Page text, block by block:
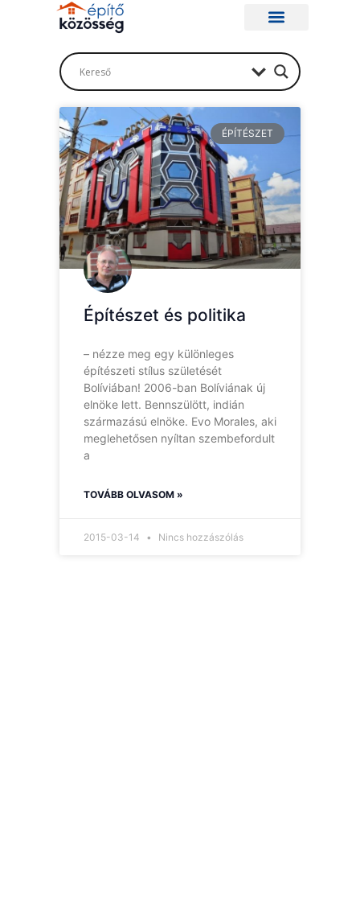
ÉPÍTÉSZET
Építészet és politika
– nézze meg egy különleges
építészeti stílus születését
Bolíviában! 2006-ban Bolíviának új
elnöke lett. Bennszülött, indián
származású elnöke. Evo Morales, aki
meglehetősen nyíltan szembefordult
a
TOVÁBB OLVASOM »
2015-03-14 Nincs hozzászólás